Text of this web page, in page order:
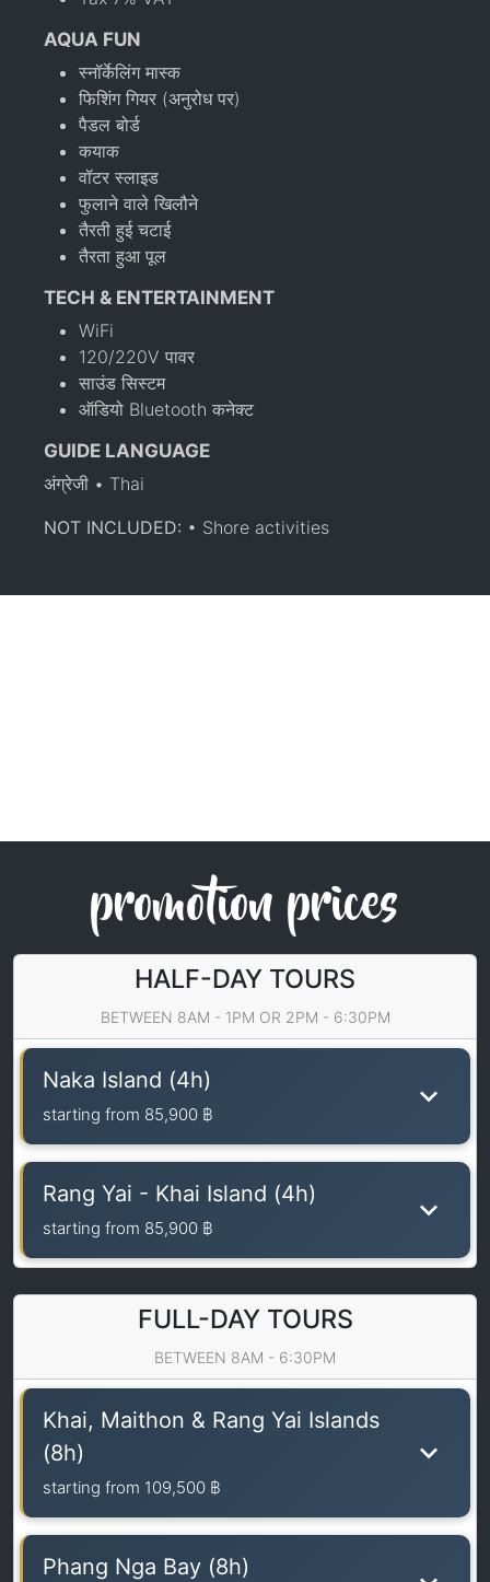
AQUA FUN
स्नॉर्केलिंग मास्क
फिशिंग गियर (अनुरोध पर)
पैडल बोर्ड
कयाक
वॉटर स्लाइड
फुलाने वाले खिलौने
तैरती हुई चटाई
तैरता हुआ पूल
TECH & ENTERTAINMENT
WiFi
120/220V पावर
साउंड सिस्टम
ऑडियो Bluetooth कनेक्ट
GUIDE LANGUAGE
अंग्रेजी • Thai
NOT INCLUDED: • Shore activities
promotion prices
HALF-DAY TOURS
BETWEEN 8AM - 1PM OR 2PM - 6:30PM
Naka Island (4h)
starting from 85,900 ฿
Rang Yai - Khai Island (4h)
starting from 85,900 ฿
FULL-DAY TOURS
BETWEEN 8AM - 6:30PM
Khai, Maithon & Rang Yai Islands
(8h)
starting from 109,500 ฿
Phang Nga Bay (8h)